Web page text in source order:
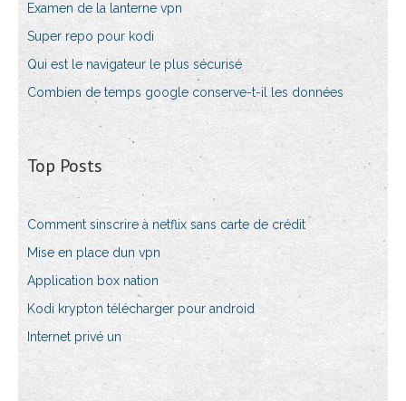
Examen de la lanterne vpn
Super repo pour kodi
Qui est le navigateur le plus sécurisé
Combien de temps google conserve-t-il les données
Top Posts
Comment sinscrire à netflix sans carte de crédit
Mise en place dun vpn
Application box nation
Kodi krypton télécharger pour android
Internet privé un